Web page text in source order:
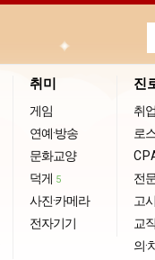
취미
게임
연예·방송
문화교양
덕게 5
사진·카메라
전자기기
진
취
로
전
고
교
의·